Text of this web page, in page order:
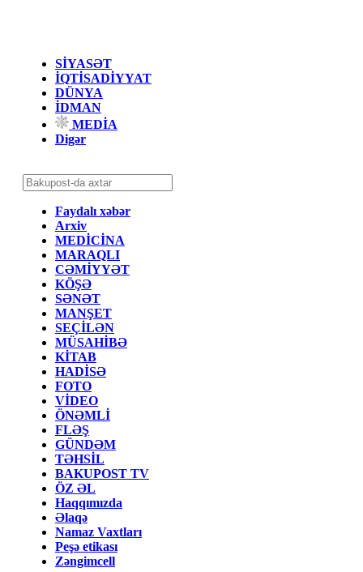
SİYASƏT
İQTİSADİYYAT
DÜNYA
İDMAN
MEDİA
Digər
Faydalı xəbər
Arxiv
MEDİCİNA
MARAQLI
CƏMİYYƏT
KÖŞƏ
SƏNƏT
MANŞET
SEÇİLƏN
MÜSAHİBƏ
KİTAB
HADİSƏ
FOTO
VİDEO
ÖNƏMLİ
FLƏŞ
GÜNDƏM
TƏHSİL
BAKUPOST TV
ÖZ ƏL
Haqqımızda
Əlaqə
Namaz Vaxtları
Peşə etikası
Zəngimcell